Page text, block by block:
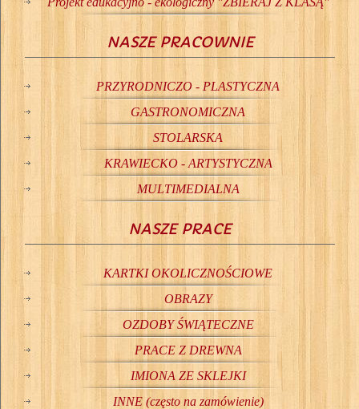
NASZE PRACOWNIE
PRZYRODNICZO - PLASTYCZNA
GASTRONOMICZNA
STOLARSKA
KRAWIECKO - ARTYSTYCZNA
MULTIMEDIALNA
NASZE PRACE
KARTKI OKOLICZNOŚCIOWE
OBRAZY
OZDOBY ŚWIĄTECZNE
PRACE Z DREWNA
IMIONA ZE SKLEJKI
INNE (często na zamówienie)